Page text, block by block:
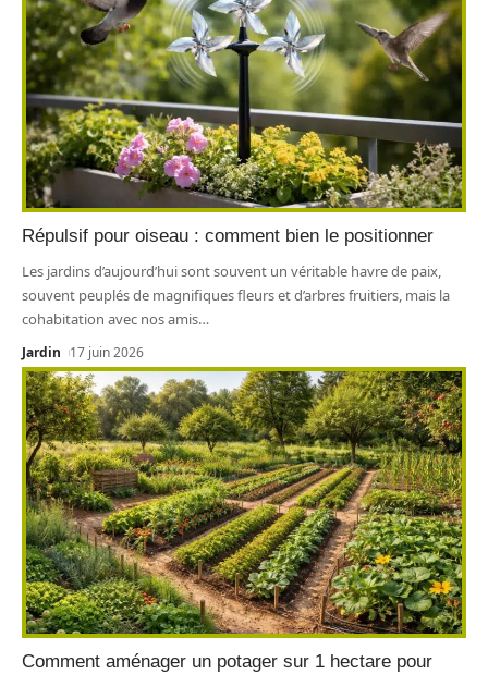
Répulsif pour oiseau : comment bien le positionner
Les jardins d’aujourd’hui sont souvent un véritable havre de paix,
souvent peuplés de magnifiques fleurs et d’arbres fruitiers, mais la
cohabitation avec nos amis…
Jardin 17 juin 2026
Comment aménager un potager sur 1 hectare pour